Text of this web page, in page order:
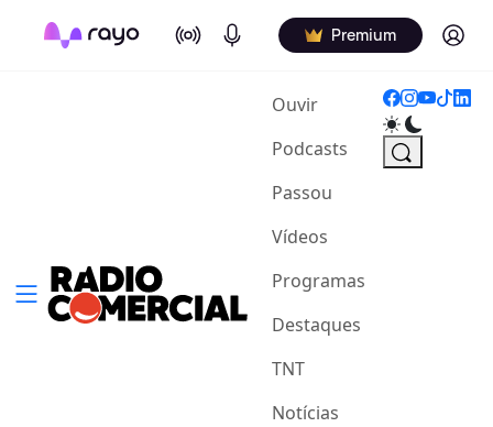
On Air Podcasts Premium Log in
Ouvir(current)
Podcasts
Passou
Vídeos
Programas
Destaques
TNT
Notícias